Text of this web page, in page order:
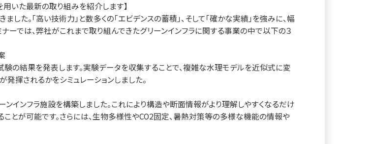
用いた最新の取り組みを紹介します】
た。「高い技術力」と数多くの「エビデンスの蓄積」、そして「確かな実績」を強みに、幅
ーでは、弊社がこれまで取り組んできたグリーンインフラに関する事業の中で以下の３
の結果を発表します。実験データを収集することで、複雑な水理モデルを近似式に変
揮されるかをシミュレーションしました。
ンフラ施設を構築しました。これにより構造や断面情報がより理解しやすくなるだけ
とが可能です。さらには、生物多様性やCO2固定、暑熱対策等の多様な機能の情報や